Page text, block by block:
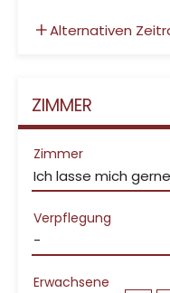
Alternativen
ZIMMER
Zimmer
Verpflegung
Erwachsene